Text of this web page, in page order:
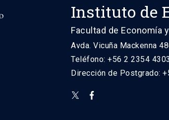
Instituto de
Facultad de Economía
Avda. Vicuña Mackenna
Teléfono: +56 2 2354 4303
Dirección de Postgrado: